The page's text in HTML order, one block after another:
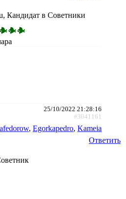
Кандидат в Советники
25/10/2022 21:28:16
#3041161
afedorow, Egorkapedro, Kameia
Ответить